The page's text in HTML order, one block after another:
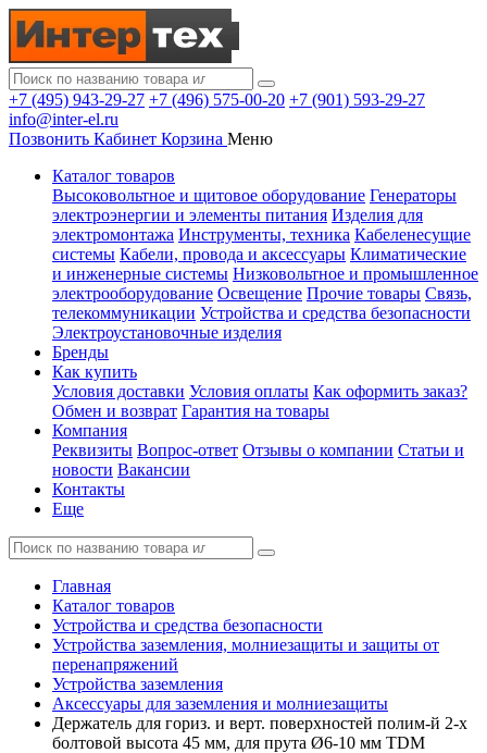
+7 (495) 943-29-27 +7 (496) 575-00-20 +7 (901) 593-29-27
info@inter-el.ru
Позвонить Кабинет Корзина Меню
Каталог товаров
Высоковольтное и щитовое оборудование Генераторы
электроэнергии и элементы питания Изделия для
электромонтажа Инструменты, техника Кабеленесущие
системы Кабели, провода и аксессуары Климатические
и инженерные системы Низковольтное и промышленное
электрооборудование Освещение Прочие товары Связь,
телекоммуникации Устройства и средства безопасности
Электроустановочные изделия
Бренды
Как купить
Условия доставки Условия оплаты Как оформить заказ?
Обмен и возврат Гарантия на товары
Компания
Реквизиты Вопрос-ответ Отзывы о компании Статьи и
новости Вакансии
Контакты
Еще
Главная
Каталог товаров
Устройства и средства безопасности
Устройства заземления, молниезащиты и защиты от
перенапряжений
Устройства заземления
Аксессуары для заземления и молниезащиты
Держатель для гориз. и верт. поверхностей полим-й 2-х
болтовой высота 45 мм, для прута Ø6-10 мм TDM